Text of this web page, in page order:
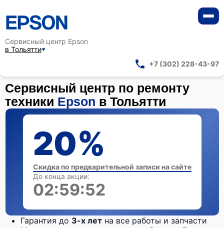
Сервисный центр Epson
в Тольятти
+7 (302) 228-43-97
Сервисный центр по ремонту
техники Epson в Тольятти
Гарантия до 3-х лет на все работы и запчасти
20%
Скидка по предварительной записи на сайте
До конца акции:
02:59:51